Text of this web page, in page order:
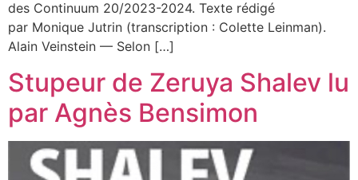
des Continuum 20/2023-2024. Texte rédigé
par Monique Jutrin (transcription : Colette Leinman).
Alain Veinstein — Selon […]
Stupeur de Zeruya Shalev lu
par Agnès Bensimon